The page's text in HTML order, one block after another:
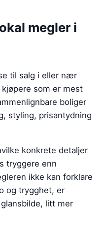
megler i
til salg i eller nær
som er mest
boliger
styling, prisantydning
konkrete detaljer
tryggere enn
ikke kan forklare
og trygghet, er
litt mer